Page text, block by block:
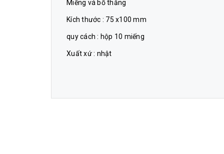
Miếng vá bố thẳng
Kích thước : 75 x100 mm
quy cách : hộp 10 miếng
Xuất xứ : nhật